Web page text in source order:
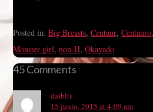
Posted in:Big Breasts,Centaur,Centauro
Monster girl,non-H,Okayado
45 Comments
daiblts
15 junio, 2015 at 4:09 am